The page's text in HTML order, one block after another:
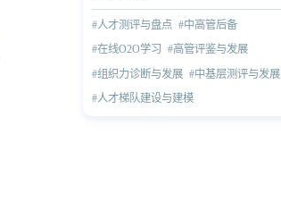
#人才测评与盘点 #中高管后备
#在线O2O学习 #高管评鉴与发展
#组织力诊断与发展 #中基层测评与发展
#人才梯队建设与建模